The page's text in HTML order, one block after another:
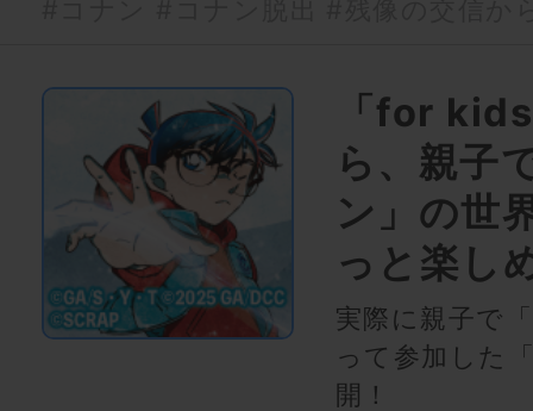
「for
ら、親子
ン」の世
っと楽し
実際に親子で
って参加した
開！